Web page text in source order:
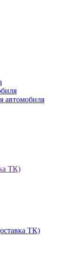
автомобиля
ТК)
ТК)